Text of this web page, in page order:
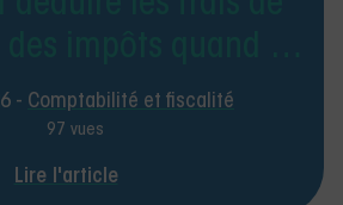
libéral en 2026 ?
- Comptabilité et fiscalité
97 vues
Lire l'article